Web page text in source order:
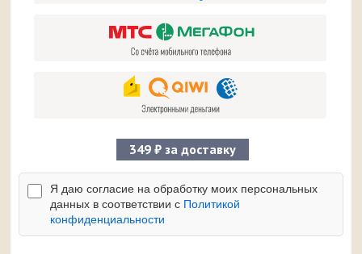
349 ₽ за доставку
Я даю согласие на обработку моих персональных
данных в соответствии с Политикой
конфиденциальности